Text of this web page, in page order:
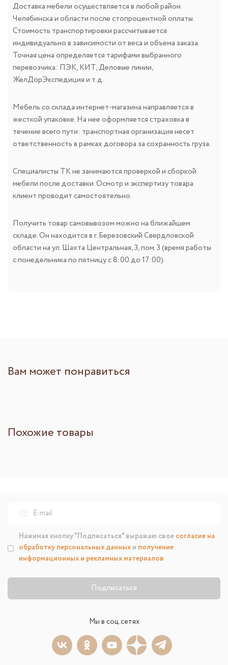
Доставка мебели осуществляется в любой район
Челябинска и области после стопроцентной оплаты.
Стоимость транспортировки рассчитывается
индивидуально в зависимости от веса и объема заказа.
Точная цена определяется тарифами выбранного
перевозчика: ПЭК, КИТ, Деловые линии,
ЖелДорЭкспедиция и т.д.
Мебель со склада интернет-магазина направляется в
жесткой упаковке. На нее оформляется страховка в
течение всего пути: транспортная организация несет
ответственность в рамках договора за сохранность груза.
Специалисты ТК не занимаются проверкой и сборкой
мебели после доставки. Осмотр и экспертизу товара
клиент проводит самостоятельно.
Получить товар самовывозом можно на ближайшем
складе. Он находится в г. Березовский Свердловской
области на ул. Шахта Центральная, 3, пом. 3 (время работы
с понедельника по пятницу с 8:00 до 17:00).
Вам может понравиться
Похожие товары
Подписаться
Нажимая кнопку "Подписаться" выражаю свое согласие на
обработку персональных данных и получение
информационных и рекламных материалов
Мы в соц.сетях